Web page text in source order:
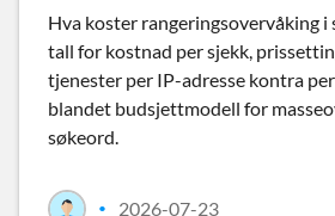
Hva koster rangeringsovervåking i
tall for kostnad per sjekk,
tjenester per IP-adresse kontra
blandet budsjettmodell for
søkeord.
• 2026-07-23